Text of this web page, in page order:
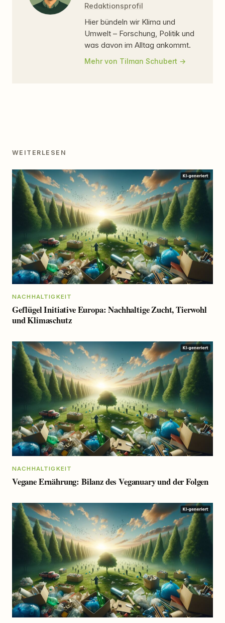
Redaktionsprofil
Hier bündeln wir Klima und
Umwelt – Forschung, Politik und
was davon im Alltag ankommt.
Mehr von Tilman Schubert
WEITERLESEN
NACHHALTIGKEIT
Geflügel Initiative Europa: Nachhaltige Zucht, Tierwohl
und Klimaschutz
NACHHALTIGKEIT
Vegane Ernährung: Bilanz des Veganuary und der Folgen